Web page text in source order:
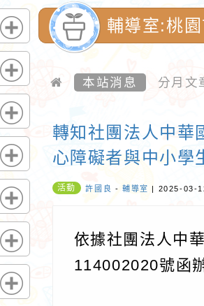
展
開
選
單
展
開
選
單
展
開
選
單
展
開
選
單
展
開
選
單
展
開
選
輔導室:桃
本站消息 分月文
轉知社團法人中華
心障礙者與中小學
活動 許國良 - 輔導室 | 2025-03-
依據社團法人中
114002020號函